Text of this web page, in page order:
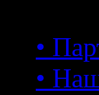
•
•